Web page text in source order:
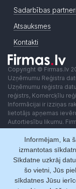
Sadarbības
Atsauksmes
Kontakti
Copyright © Firmas.lv
Uzņēmumu Reģistra
Uzņēmumu reģistra
reģistrs, Komercķīlu
Informācijai ir izziņas
lietotājs apņemas
Autortiesību likumu.
lēmumiem, kas balstīti
izmantot jebkādas
piekļuvei sistēmai bez
redaktore: Ingūna
Lietošanas noteikumi
Informējam, ka
izmantotas
Sīkdatne uzkrāj
šo vietni, Jūs
sīkdatnes Jūsu